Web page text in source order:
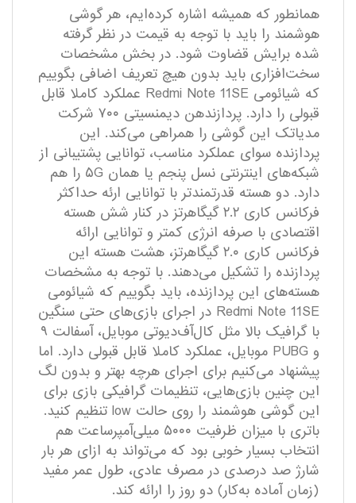
همانطور که همیشه اشاره کرده‌ایم، هر گوشی
هوشمند را باید با توجه به قیمت در نظر گرفته
شده برایش قضاوت شود. در بخش مشخصات
سخت‌افزاری باید بدون هیچ تعریف اضافی بگوییم
که شیائومی Redmi Note 11SE عملکرد کاملا قابل
قبولی را دارد. پردازندهن دیمنسیتی ۷۰۰ شرکت
مدیاتک این گوشی را همراهی می‌کند. این
پردازنده سوای عملکرد مناسب، توانایی پشتیبانی از
شبکه‌های اینترنتی نسل پنجم یا همان ۵G را هم
دارد. دو هسته قدرتمند‌تر با توانایی ارئه حداکثر
فرکانس کاری ۲.۲ گیگاهرتز در کنار شش هسته
اقتصادی با صرفه انرژی کمتر و توانایی ارائه
فرکانس کاری ۲.۰ گیگاهرتز، هشت هسته این
پردازنده را تشکیل می‌دهند. با توجه به مشخصات
هسته‌های این پردازنده، باید بگوییم که شیائومی
Redmi Note 11SE در اجرای بازی‌های حتی سنگین
با گرافیک بالا مثل کال‌آف‌دیوتی موبایل، آسفالت ۹
و PUBG موبایل، عملکرد کاملا قابل قبولی دارد. اما
پیشنهاد می‌کنیم برای اجرای هرچه بهتر و بدون لگ
این چنین بازی‌هایی، تنظیمات گرافیکی بازی برای
این گوشی هوشمند را روی حالت low تنظیم کنید.
باتری با میزان ظرفیت ۵۰۰۰ میلی‌آمپر‌ساعت هم
انتخاب بسیار خوبی بود که می‌تواند به ازای هر بار
شارژ صد درصدی در مصرف عادی، طول عمر مفید
(زمان آماده به‌کار) دو روز را ارائه کند.